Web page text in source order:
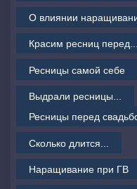
О влиянии
Красим ресниц перед...
Ресницы самой себе
Выдрали ресницы...
Ресницы перед
Сколько длится...
Наращивание при ГВ